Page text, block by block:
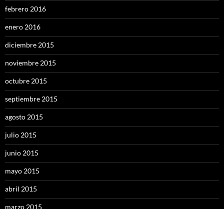
febrero 2016
enero 2016
diciembre 2015
noviembre 2015
octubre 2015
septiembre 2015
agosto 2015
julio 2015
junio 2015
mayo 2015
abril 2015
marzo 2015